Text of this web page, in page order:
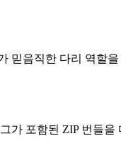
믿음직한 다리 역할
가 포함된 ZIP 번들을